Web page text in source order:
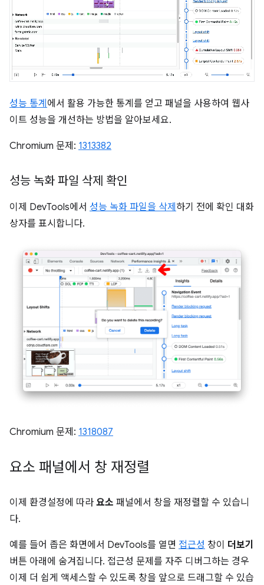
성능 통계 에서 활용 가능한 통계를 얻고 패널을 사용하여 웹사
이트 성능을 개선하는 방법을 알아보세요.
Chromium 문제: 1313382
성능 녹화 파일 삭제 확인
이제 DevTools에서 성능 녹화 파일을 삭제 하기 전에 확인 대화
상자를 표시합니다.
Chromium 문제: 1318087
요소 패널에서 창 재정렬
이제 환경설정에 따라 요소 패널에서 창을 재정렬할 수 있습니
다.
예를 들어 좁은 화면에서 DevTools를 열면 접근성 창이 더보기
버튼 아래에 숨겨집니다. 접근성 문제를 자주 디버그하는 경우
이제 더 쉽게 액세스할 수 있도록 창을 앞으로 드래그할 수 있습